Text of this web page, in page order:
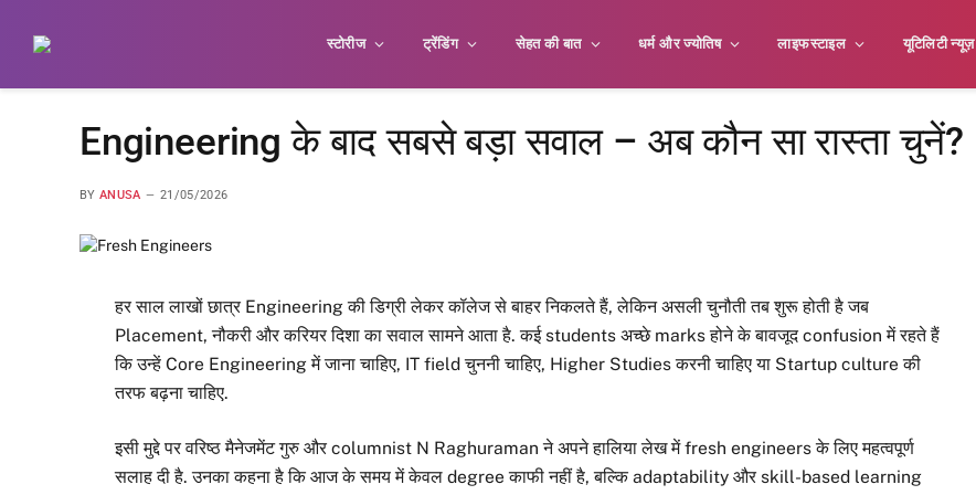
स्टोरीज ट्रेंडिंग सेहत की बात धर्म और ज्योतिष लाइफस्टाइल यूटिलिटी न्यूज़
Engineering के बाद सबसे बड़ा सवाल – अब कौन सा रास्ता चुनें?
BY ANUSA 21/05/2026
हर साल लाखों छात्र Engineering की डिग्री लेकर कॉलेज से बाहर निकलते हैं, लेकिन असली चुनौती तब शुरू होती है जब
Placement, नौकरी और करियर दिशा का सवाल सामने आता है. कई students अच्छे marks होने के बावजूद confusion में रहते हैं
कि उन्हें Core Engineering में जाना चाहिए, IT field चुननी चाहिए, Higher Studies करनी चाहिए या Startup culture की
तरफ बढ़ना चाहिए.
इसी मुद्दे पर वरिष्ठ मैनेजमेंट गुरु और columnist N Raghuraman ने अपने हालिया लेख में fresh engineers के लिए महत्वपूर्ण
सलाह दी है. उनका कहना है कि आज के समय में केवल degree काफी नहीं है, बल्कि adaptability और skill-based learning